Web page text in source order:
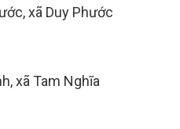
xã Duy Phước
xã Tam Nghĩa